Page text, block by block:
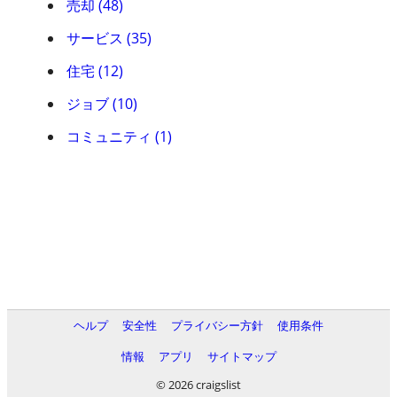
売却 (48)
サービス (35)
住宅 (12)
ジョブ (10)
コミュニティ (1)
ヘルプ 安全性 プライバシー方針
使用条件
情報
アプリ
サイトマップ
© 2026 craigslist